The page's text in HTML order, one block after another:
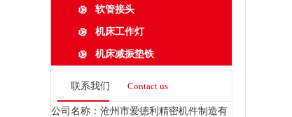
软管接头
机床工作灯
机床减振垫铁
联系我们 Contact us
公司名称：沧州市爱德利精密机件制造有